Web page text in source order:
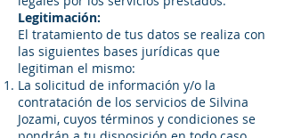
Legitimación:
El tratamiento de tus datos se realiza con
las siguientes bases jurídicas que
legitiman el mismo:
La solicitud de información y/o la
contratación de los servicios de Silvina
Jozami, cuyos términos y condiciones se